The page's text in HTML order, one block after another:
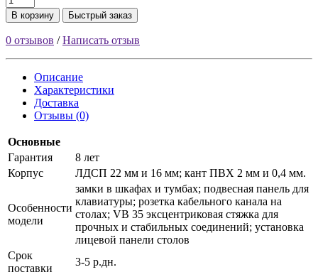
В корзину Быстрый заказ
0 отзывов /Написать отзыв
Описание
Характеристики
Доставка
Отзывы (0)
Основные
Гарантия
8 лет
Корпус
ЛДСП 22 мм и 16 мм; кант ПВХ 2 мм и 0,4 мм.
Особенности
модели
замки в шкафах и тумбах; подвесная панель для
клавиатуры; розетка кабельного канала на
столах; VB 35 эксцентриковая стяжка для
прочных и стабильных соединений; установка
лицевой панели столов
Срок
поставки
3-5 р.дн.